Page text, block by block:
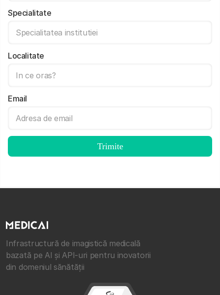
Specialitate
Localitate
Email
Infrastructură de imagistică medicală
bazată pe AI și API-uri pentru inovatorii
din domeniul sănătății